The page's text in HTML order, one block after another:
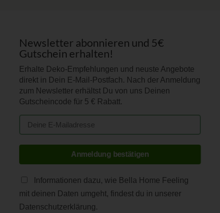
Newsletter abonnieren und 5€
Gutschein erhalten!
Erhalte Deko-Empfehlungen und neuste Angebote
direkt in Dein E-Mail-Postfach. Nach der Anmeldung
zum Newsletter erhältst Du von uns Deinen
Gutscheincode für 5 € Rabatt.
Informationen dazu, wie Bella Home Feeling
mit deinen Daten umgeht, findest du in unserer
Datenschutzerklärung.
Anmeldung bestätigen